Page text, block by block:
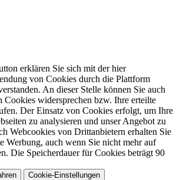
erklären Sie sich mit der hier
von Cookies durch die Plattform
An dieser Stelle können Sie auch
Cookies widersprechen bzw. Ihre erteilte
Der Einsatz von Cookies erfolgt, um Ihre
zu analysieren und unser Angebot zu
Webcookies von Drittanbietern erhalten Sie
Werbung, auch wenn Sie nicht mehr auf
Die Speicherdauer für Cookies beträgt 90
Cookie-Einstellungen